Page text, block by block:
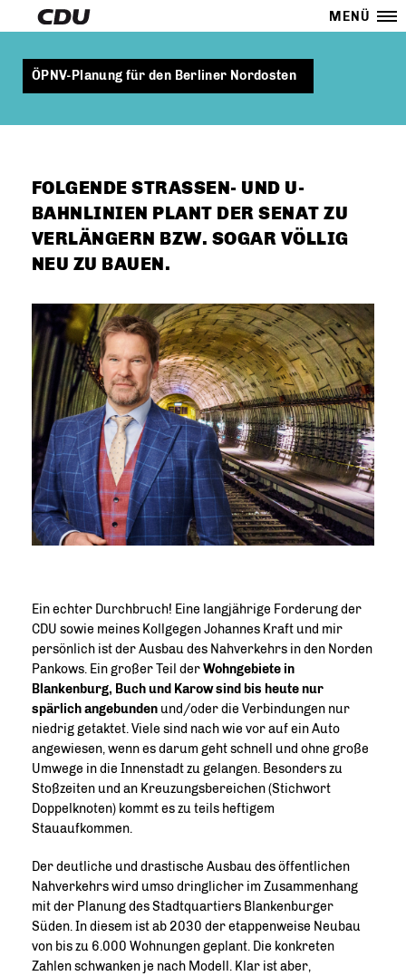
MENÜ
ÖPNV-Planung für den Berliner Nordosten
FOLGENDE STRASSEN- UND U-B
AHNLINIEN PLANT DER SENAT ZU V
ERLÄNGERN BZW. SOGAR VÖLLIG N
EU ZU BAUEN.
Ein echter Durchbruch! Eine langjährige Forderung der
CDU sowie meines Kollgegen Johannes Kraft und mir
persönlich ist der Ausbau des Nahverkehrs in den Norden
Pankows. Ein großer Teil derWohngebiete in
Blankenburg, Buch und Karow sind bis heute nur
spärlich angebunden und/oder die Verbindungen nur
niedrig getaktet. Viele sind nach wie vor auf ein Auto
angewiesen, wenn es darum geht schnell und ohne große
Umwege in die Innenstadt zu gelangen. Besonders zu
Stoßzeiten und an Kreuzungsbereichen (Stichwort
Doppelknoten) kommt es zu teils heftigem
Stauaufkommen.
Der deutliche und drastische Ausbau des öffentlichen
Nahverkehrs wird umso dringlicher im Zusammenhang
mit der Planung des Stadtquartiers Blankenburger
Süden. In diesem ist ab 2030 der etappenweise Neubau
von bis zu 6.000 Wohnungen geplant. Die konkreten
Zahlen schwanken je nach Modell. Klar ist aber,